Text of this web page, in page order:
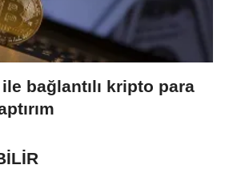
bağlantılı kripto para